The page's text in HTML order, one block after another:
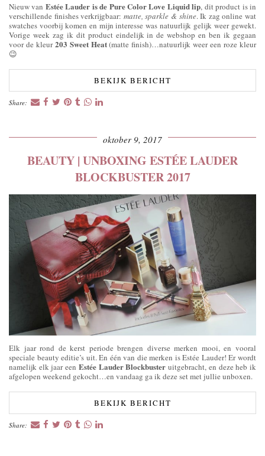
Nieuw van Estée Lauder is de Pure Color Love Liquid lip, dit product is in
verschillende finishes verkrijgbaar: matte, sparkle & shine. Ik zag online wat
swatches voorbij komen en mijn interesse was natuurlijk gelijk weer gewekt.
Vorige week zag ik dit product eindelijk in de webshop en ben ik gegaan
voor de kleur203 Sweet Heat(matte finish)…natuurlijk weer een roze kleur
😉
BEKIJK BERICHT
Share:
oktober 9, 2017
BEAUTY | UNBOXING ESTÉE LAUDER
BLOCKBUSTER 2017
Elk jaar rond de kerst periode brengen diverse merken mooi, en vooral
speciale beauty editie’s uit. En één van die merken is Estée Lauder! Er wordt
namelijk elk jaar een Estée Lauder Blockbuster uitgebracht, en deze heb ik
afgelopen weekend gekocht…en vandaag ga ik deze set met jullie unboxen.
BEKIJK BERICHT
Share: